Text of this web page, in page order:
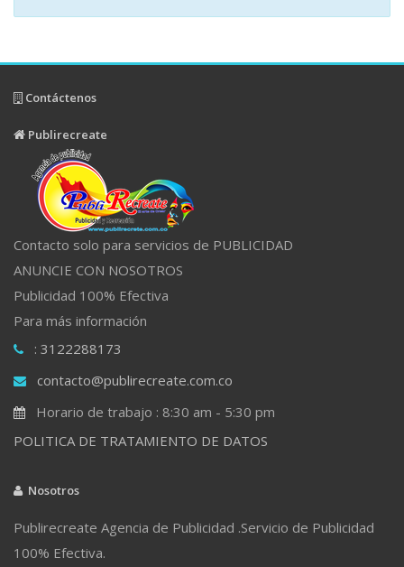
Contáctenos
Publirecreate
Contacto solo para servicios de PUBLICIDAD
ANUNCIE CON NOSOTROS
Publicidad 100% Efectiva
Para más información
: 3122288173
contacto@publirecreate.com.co
Horario de trabajo : 8:30 am - 5:30 pm
POLITICA DE TRATAMIENTO DE DATOS
Nosotros
Publirecreate Agencia de Publicidad .Servicio de Publicidad
100% Efectiva.